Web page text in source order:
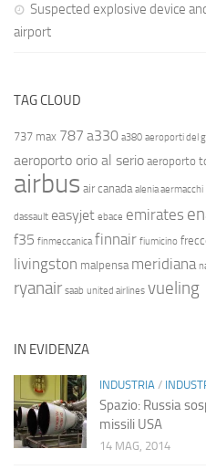
Suspected explosive device
airport
TAG CLOUD
737 max 787 a330 a380 aeroporti del
aeroporto orio al serio aeroporto
airbus air canada alenia aermacchi
dassault easyjet ebace emirates
f35 finmeccanica finnair fiumicino
livingston malpensa meridiana
ryanair saab united airlines vueling
IN EVIDENZA
INDUSTRIA /
Spazio: Russia
missili USA
14 MAG, 2014